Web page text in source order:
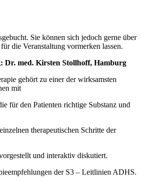
Sie können sich jedoch gerne über
die Veranstaltung vormerken lassen.
Dr. med. Kirsten Stollhoff, Hamburg
gehört zu einer der wirksamsten
mit
für den Patienten richtige Substanz und
therapeutischen Schritte der
und interaktiv diskutiert.
der S3 – Leitlinien ADHS.